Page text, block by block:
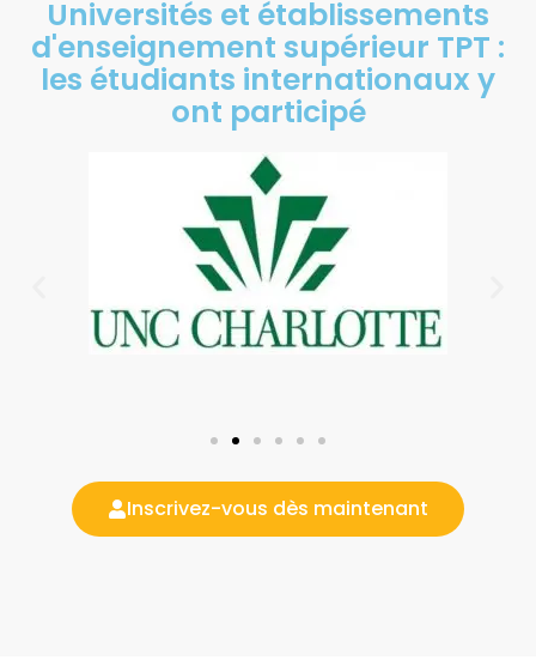
Universités et établissements
d'enseignement supérieur TPT :
les étudiants internationaux y
ont participé
Inscrivez-vous dès maintenant